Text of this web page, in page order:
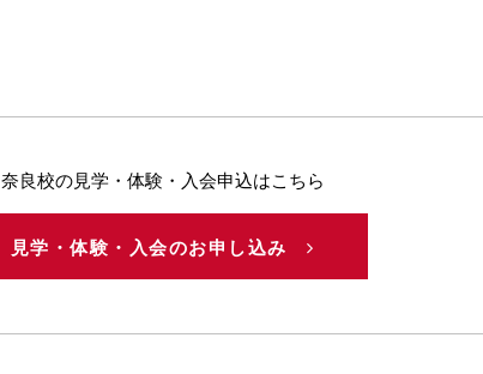
奈良校の見学・体験・入会申込はこちら
見学・体験・入会のお申し込み